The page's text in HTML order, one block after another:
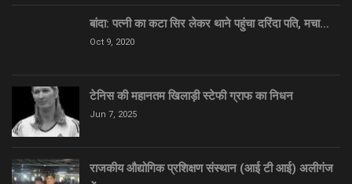
बांदा: पत्नी का कटा सिर लेकर थाने पहुंचा दरिंदा पति, मचा…
Oct 9, 2020
टेनिस की महानतम खिलाड़ी स्टेफी ग्राफ का निधन
Jun 7, 2025
राजकीय औद्योगिक प्रशिक्षण संस्थान (आई टी आई) अलीगंज